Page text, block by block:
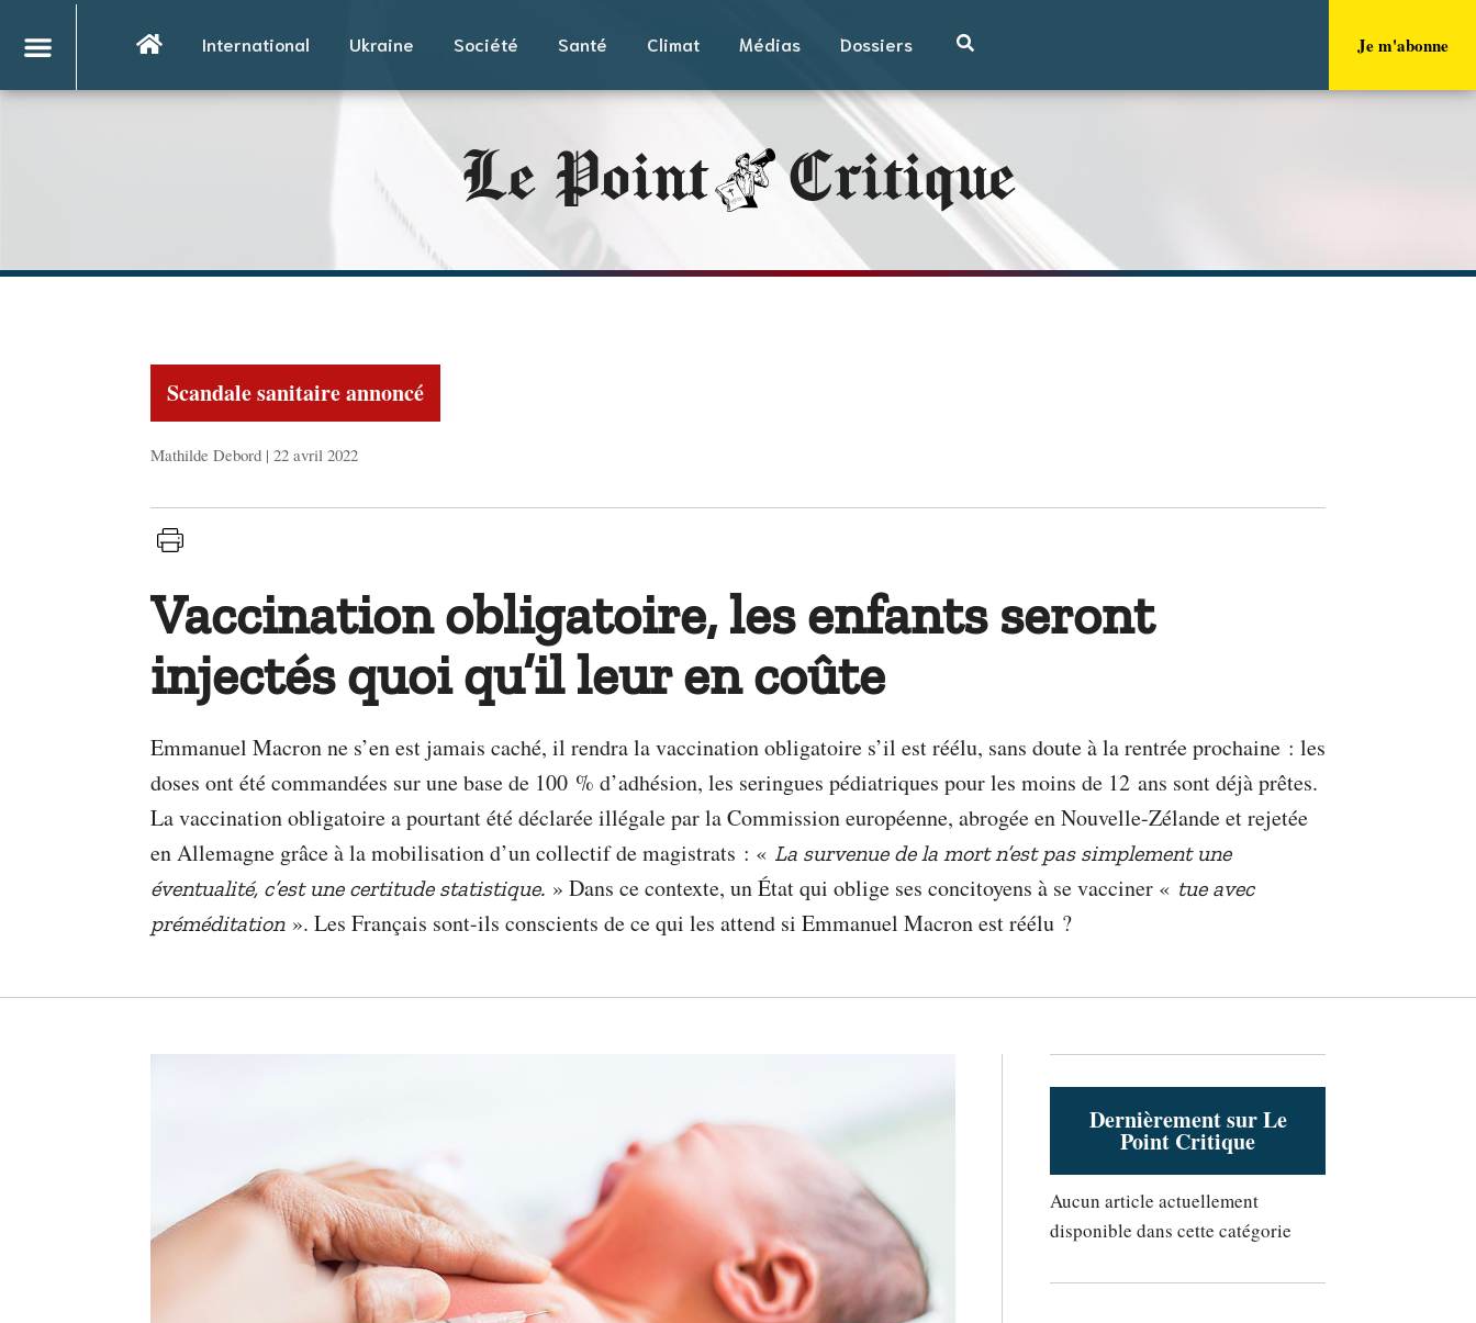
International Ukraine Société Santé Climat Médias Dossiers Je m'abonne
Le Point Critique
Scandale sanitaire annoncé
Mathilde Debord | 22 avril 2022
Vaccination obligatoire, les enfants seront
injectés quoi qu’il leur en coûte
Emmanuel Macron ne s’en est jamais caché, il rendra la vaccination obligatoire s’il est réélu, sans doute à la rentrée prochaine : les
doses ont été commandées sur une base de 100 % d’adhésion, les seringues pédiatriques pour les moins de 12 ans sont déjà prêtes.
La vaccination obligatoire a pourtant été déclarée illégale par la Commission européenne, abrogée en Nouvelle-Zélande et rejetée
en Allemagne grâce à la mobilisation d’un collectif de magistrats : « La survenue de la mort n’est pas simplement une
éventualité, c’est une certitude statistique.» Dans ce contexte, un État qui oblige ses concitoyens à se vacciner « tue avec
préméditation». Les Français sont-ils conscients de ce qui les attend si Emmanuel Macron est réélu ?
Dernièrement sur Le
Point Critique
Aucun article actuellement
disponible dans cette catégorie